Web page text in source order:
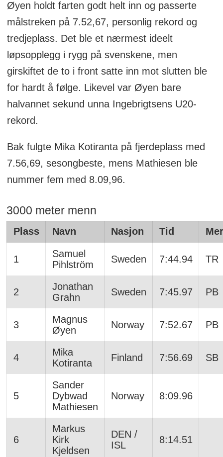
Øyen holdt farten godt helt inn og passerte
målstreken på 7.52,67, personlig rekord og
tredjeplass. Det ble et nærmest ideelt
løpsopplegg i rygg på svenskene, men
girskiftet de to i front satte inn mot slutten ble
for hardt å følge. Likevel var Øyen bare
halvannet sekund unna Ingebrigtsens U20-
rekord.
Bak fulgte Mika Kotiranta på fjerdeplass med
7.56,69, sesongbeste, mens Mathiesen ble
nummer fem med 8.09,96.
3000 meter menn
Plass Navn Nasjon Tid
1
Samuel
Pihlström
Sweden 7:44.94 TR
2
Jonathan
Grahn
Sweden 7:45.97 PB
3
Magnus
Øyen
Norway 7:52.67 PB
4
Mika
Kotiranta
Finland 7:56.69 SB
5
Sander
Dybwad
Mathiesen
Norway 8:09.96
6
Markus
Kirk
Kjeldsen
DEN /
ISL
8:14.51